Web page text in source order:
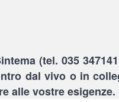
(tel. 035
dal vivo o in
alle vostre esigenze.